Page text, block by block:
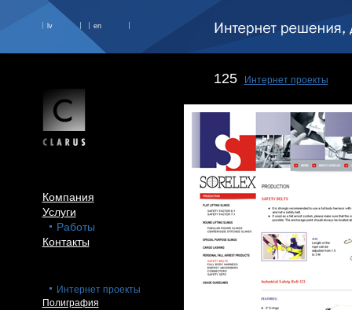
lv en
Компания
Услуги
Работы
Контакты
Интернет проекты
Полиграфия
125 Интернет проекты